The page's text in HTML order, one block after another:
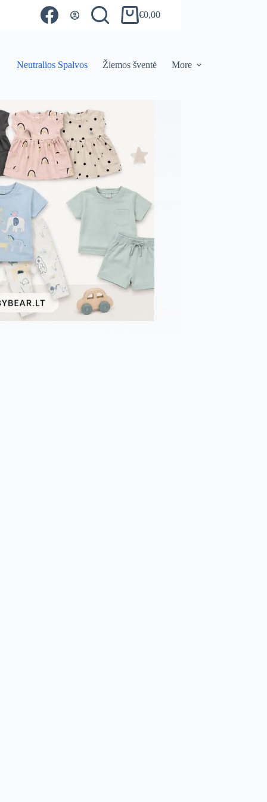
Shopping
€0,00
Neutralios Spalvos Žiemos šventė More